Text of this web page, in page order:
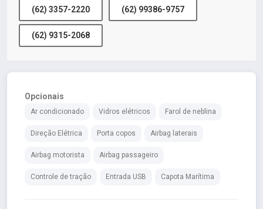
(62) 3357-2220 (62) 99386-9757
(62) 9315-2068
Opcionais
Ar condicionado Vidros elétricos Farol de neblina
Direção Elétrica Porta copos Airbag laterais
Airbag motorista Airbag passageiro
Controle de tração Entrada USB Capota Marítima